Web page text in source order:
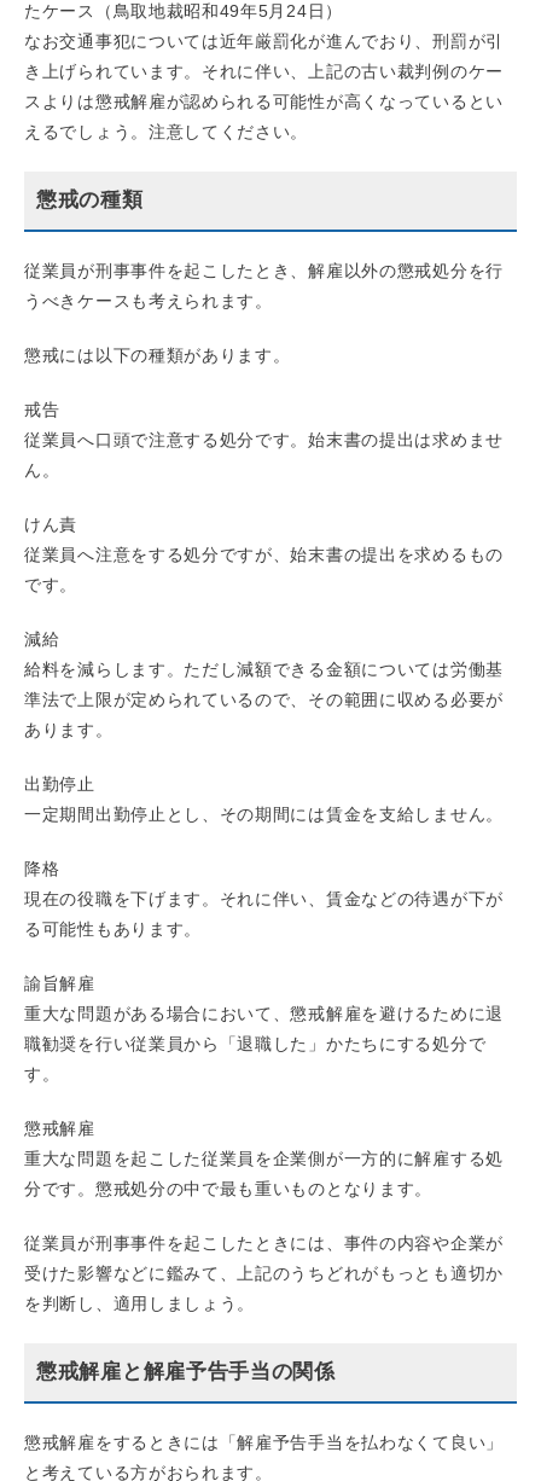
たケース（鳥取地裁昭和49年5月24日）
なお交通事犯については近年厳罰化が進んでおり、刑罰が引
き上げられています。それに伴い、上記の古い裁判例のケー
スよりは懲戒解雇が認められる可能性が高くなっているとい
えるでしょう。注意してください。
懲戒の種類
従業員が刑事事件を起こしたとき、解雇以外の懲戒処分を行
うべきケースも考えられます。
懲戒には以下の種類があります。
戒告
従業員へ口頭で注意する処分です。始末書の提出は求めませ
ん。
けん責
従業員へ注意をする処分ですが、始末書の提出を求めるもの
です。
減給
給料を減らします。ただし減額できる金額については労働基
準法で上限が定められているので、その範囲に収める必要が
あります。
出勤停止
一定期間出勤停止とし、その期間には賃金を支給しません。
降格
現在の役職を下げます。それに伴い、賃金などの待遇が下が
る可能性もあります。
諭旨解雇
重大な問題がある場合において、懲戒解雇を避けるために退
職勧奨を行い従業員から「退職した」かたちにする処分で
す。
懲戒解雇
重大な問題を起こした従業員を企業側が一方的に解雇する処
分です。懲戒処分の中で最も重いものとなります。
従業員が刑事事件を起こしたときには、事件の内容や企業が
受けた影響などに鑑みて、上記のうちどれがもっとも適切か
を判断し、適用しましょう。
懲戒解雇と解雇予告手当の関係
懲戒解雇をするときには「解雇予告手当を払わなくて良い」
と考えている方がおられます。